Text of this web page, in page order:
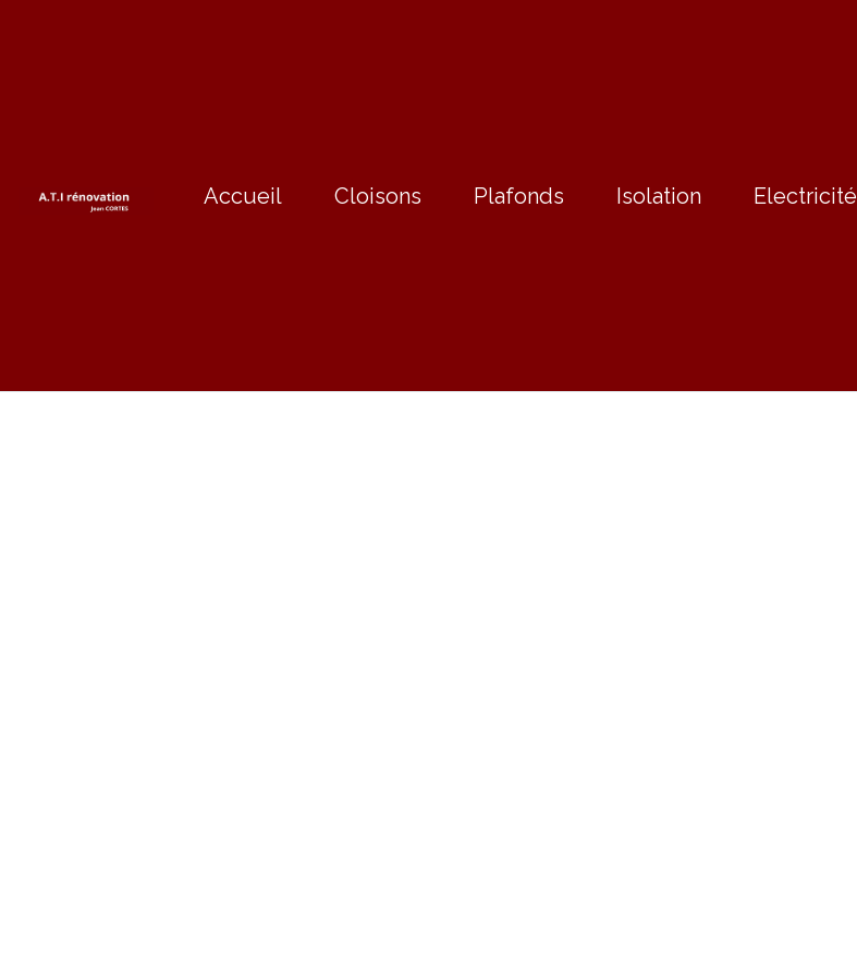
Accueil Cloisons Plafonds Isolation Electricité